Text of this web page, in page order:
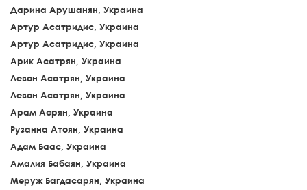
Дарина Арушанян, Украина
Артур Асатридис, Украина
Артур Асатридис, Украина
Арик Асатрян, Украина
Левон Асатрян, Украина
Левон Асатрян, Украина
Арам Асрян, Украина
Рузанна Атоян, Украина
Адам Баас, Украина
Амалия Бабаян, Украина
Меруж Багдасарян, Украина